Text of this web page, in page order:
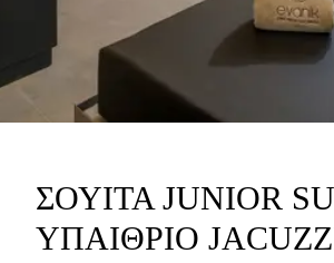
ΣΟΥΙΤΑ JUNIOR
ΥΠΑΙΘΡΙΟ